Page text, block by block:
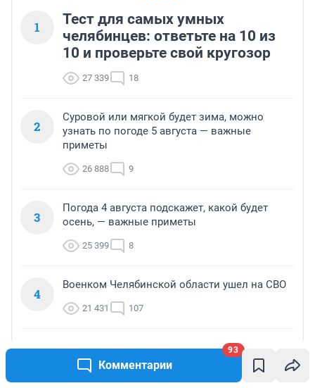
Комментарии
93
1
Тест для самых умных
челябинцев: ответьте на 10 из
10 и проверьте свой кругозор
27 339 18
2
Суровой или мягкой будет зима, можно
узнать по погоде 5 августа — важные
приметы
26 888 9
3
Погода 4 августа подскажет, какой будет
осень, — важные приметы
25 399 8
4
Военком Челябинской области ушел на СВО
21 431 107
Пошли в «отказ». Кто и почему продает
пункты выдачи заказов Wildberries в
Челябинске